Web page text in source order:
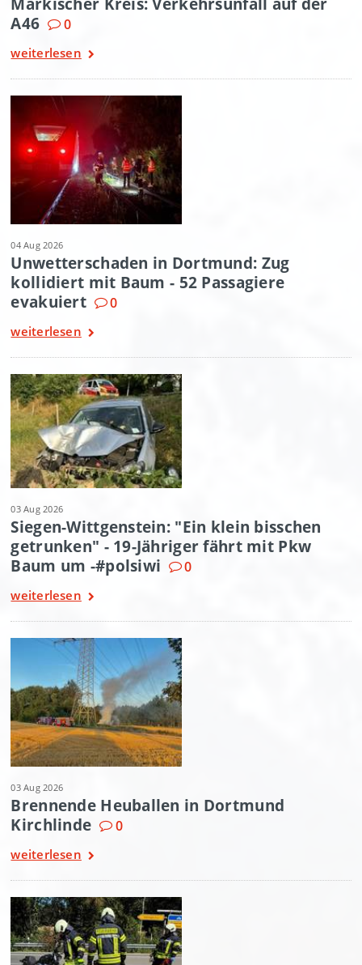
A46
0
weiterlesen
04 Aug 2026
Unwetterschaden in Dortmund: Zug
kollidiert mit Baum - 52 Passagiere
evakuiert
0
weiterlesen
03 Aug 2026
Siegen-Wittgenstein: "Ein klein bisschen
getrunken" - 19-Jähriger fährt mit Pkw
Baum um -#polsiwi
0
weiterlesen
03 Aug 2026
Brennende Heuballen in Dortmund
Kirchlinde
0
weiterlesen